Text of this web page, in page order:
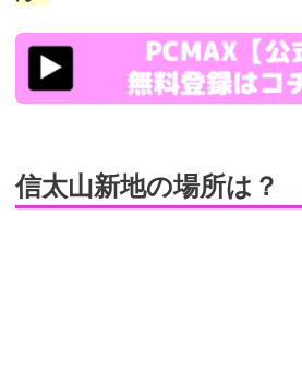
https://pcmax.jp/lp/?
ad_id=rm307152
信太山新地の場所は？